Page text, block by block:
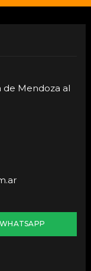
de Mendoza al